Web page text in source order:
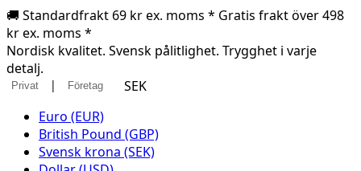
🚚 Standardfrakt 69 kr ex. moms * Gratis frakt över 498
kr ex. moms *
Nordisk kvalitet. Svensk pålitlighet. Trygghet i varje
detalj.
Privat | Företag
SEK
Euro (EUR)
British Pound (GBP)
Svensk krona (SEK)